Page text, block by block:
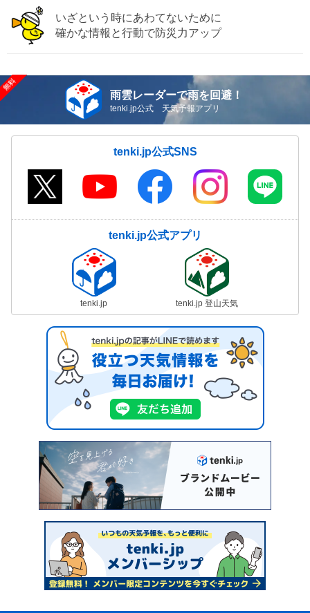
いざという時にあわてないために
確かな情報と行動で防災力アップ
雨雲レーダーで雨を回避！
tenki.jp公式 天気予報アプリ
tenki.jp公式SNS
tenki.jp公式アプリ
tenki.jp tenki.jp 登山天気